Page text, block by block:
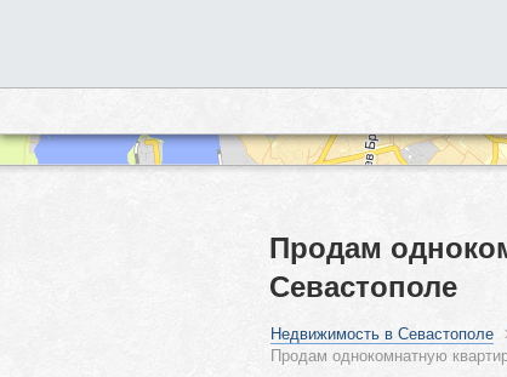
Продам
Севастополе
Недвижимость в Севастополе
Продам однокомнатную